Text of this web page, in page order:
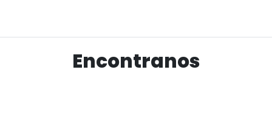
Ver producto
Encontranos